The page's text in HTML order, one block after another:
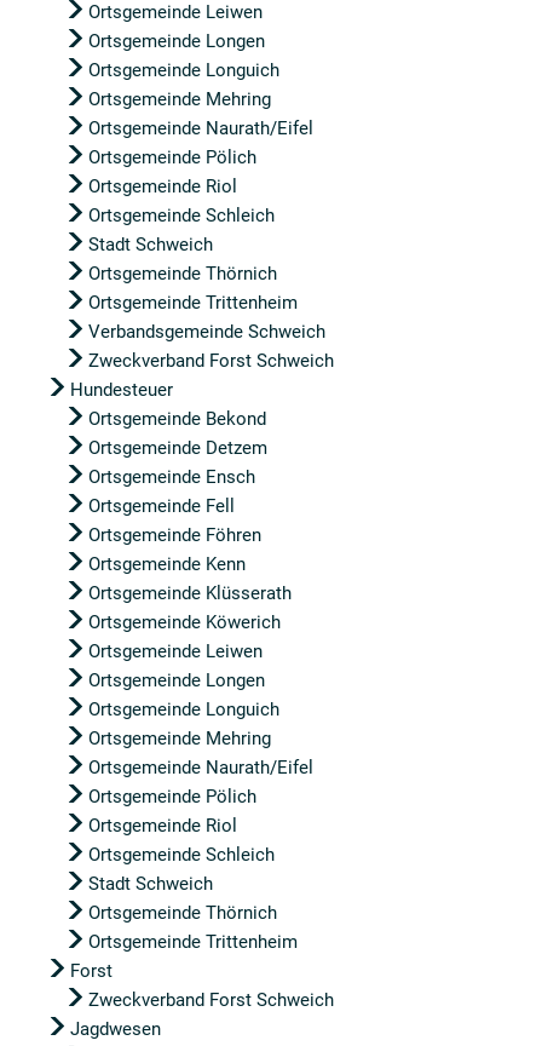
Ortsgemeinde Leiwen
Ortsgemeinde Longen
Ortsgemeinde Longuich
Ortsgemeinde Mehring
Ortsgemeinde Naurath/Eifel
Ortsgemeinde Pölich
Ortsgemeinde Riol
Ortsgemeinde Schleich
Stadt Schweich
Ortsgemeinde Thörnich
Ortsgemeinde Trittenheim
Verbandsgemeinde Schweich
Zweckverband Forst Schweich
Hundesteuer
Ortsgemeinde Bekond
Ortsgemeinde Detzem
Ortsgemeinde Ensch
Ortsgemeinde Fell
Ortsgemeinde Föhren
Ortsgemeinde Kenn
Ortsgemeinde Klüsserath
Ortsgemeinde Köwerich
Ortsgemeinde Leiwen
Ortsgemeinde Longen
Ortsgemeinde Longuich
Ortsgemeinde Mehring
Ortsgemeinde Naurath/Eifel
Ortsgemeinde Pölich
Ortsgemeinde Riol
Ortsgemeinde Schleich
Stadt Schweich
Ortsgemeinde Thörnich
Ortsgemeinde Trittenheim
Forst
Zweckverband Forst Schweich
Jagdwesen